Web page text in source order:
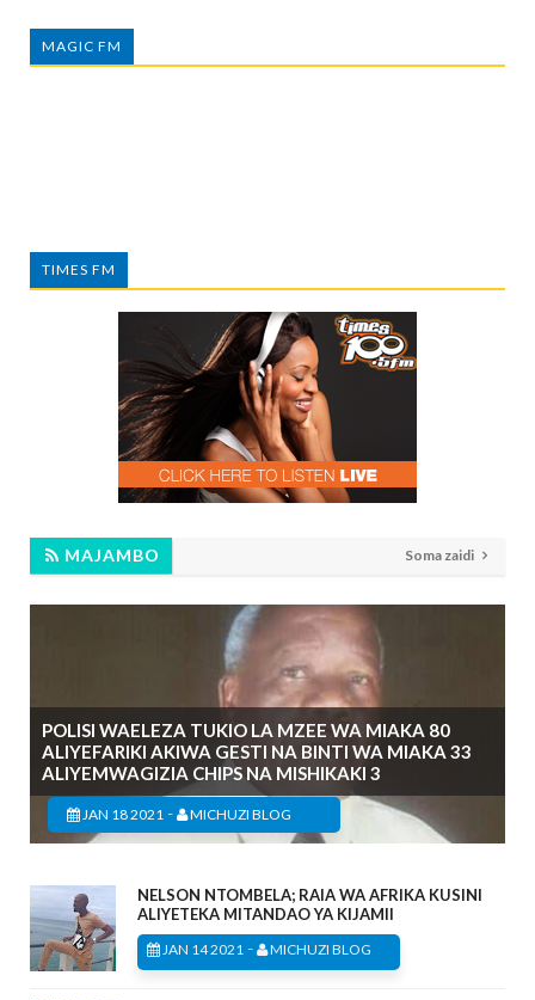
MAGIC FM
TIMES FM
MAJAMBO Soma zaidi
POLISI WAELEZA TUKIO LA MZEE WA MIAKA 80
ALIYEFARIKI AKIWA GESTI NA BINTI WA MIAKA 33
ALIYEMWAGIZIA CHIPS NA MISHIKAKI 3
JAN 18 2021 - MICHUZI BLOG
NELSON NTOMBELA; RAIA WA AFRIKA KUSINI
ALIYETEKA MITANDAO YA KIJAMII
JAN 14 2021 - MICHUZI BLOG